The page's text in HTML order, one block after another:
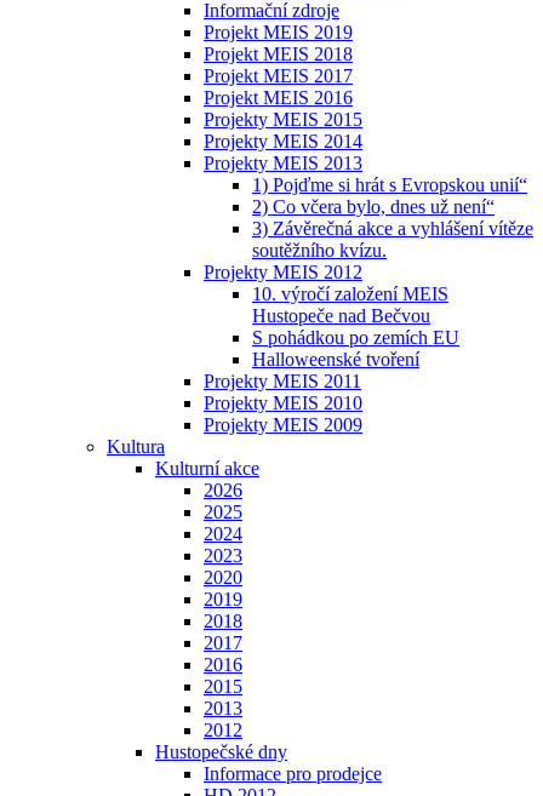
Informační zdroje
Projekt MEIS 2019
Projekt MEIS 2018
Projekt MEIS 2017
Projekt MEIS 2016
Projekty MEIS 2015
Projekty MEIS 2014
Projekty MEIS 2013
1) Pojďme si hrát s Evropskou unií“
2) Co včera bylo, dnes už není“
3) Závěrečná akce a vyhlášení vítěze
soutěžního kvízu.
Projekty MEIS 2012
10. výročí založení MEIS
Hustopeče nad Bečvou
S pohádkou po zemích EU
Halloweenské tvoření
Projekty MEIS 2011
Projekty MEIS 2010
Projekty MEIS 2009
Kultura
Kulturní akce
2026
2025
2024
2023
2020
2019
2018
2017
2016
2015
2013
2012
Hustopečské dny
Informace pro prodejce